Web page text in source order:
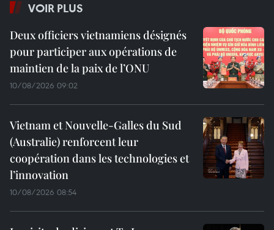
VOIR PLUS
Deux officiers vietnamiens désignés
pour participer aux opérations de
maintien de la paix de l’ONU
10/08/2026 09:02
Vietnam et Nouvelle-Galles du Sud
(Australie) renforcent leur
coopération dans les technologies et
l’innovation
10/08/2026 08:54